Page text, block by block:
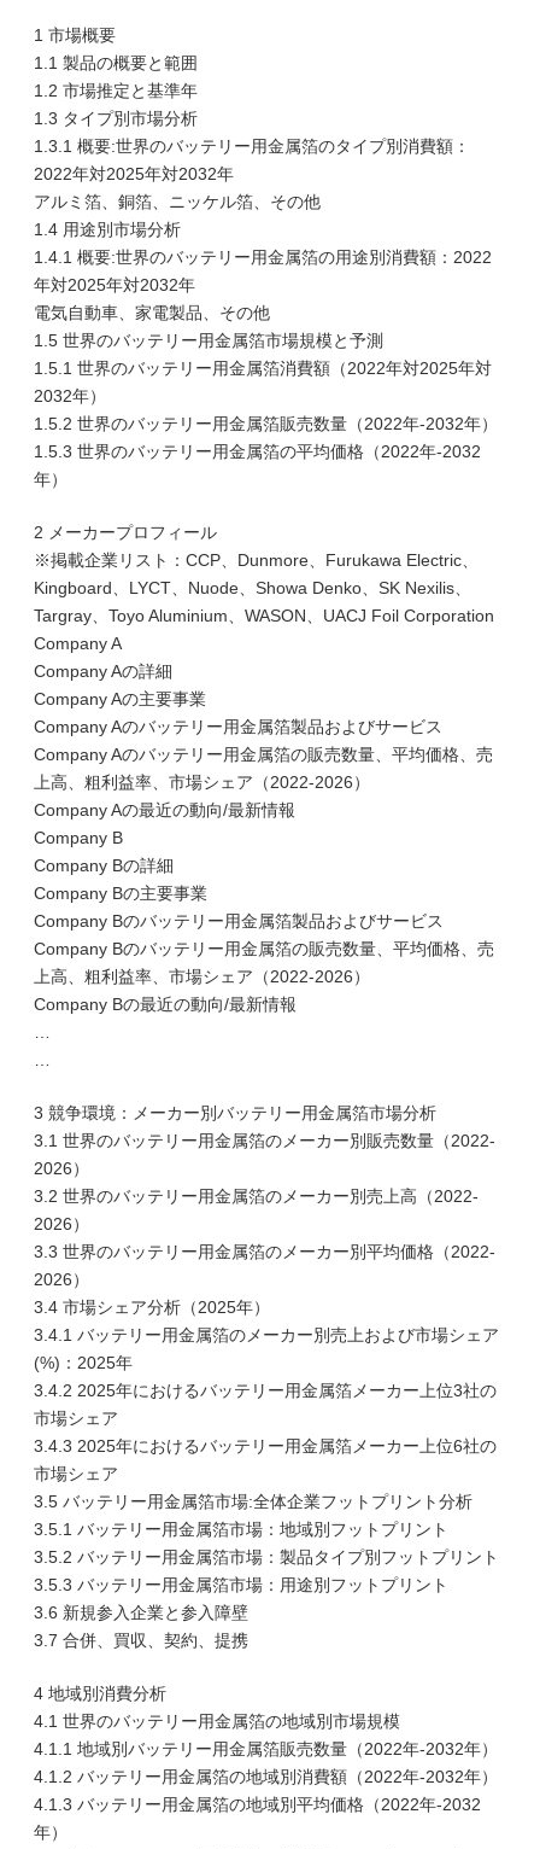
1 市場概要
1.1 製品の概要と範囲
1.2 市場推定と基準年
1.3 タイプ別市場分析
1.3.1 概要:世界のバッテリー用金属箔のタイプ別消費額：
2022年対2025年対2032年
アルミ箔、銅箔、ニッケル箔、その他
1.4 用途別市場分析
1.4.1 概要:世界のバッテリー用金属箔の用途別消費額：2022
年対2025年対2032年
電気自動車、家電製品、その他
1.5 世界のバッテリー用金属箔市場規模と予測
1.5.1 世界のバッテリー用金属箔消費額（2022年対2025年対
2032年）
1.5.2 世界のバッテリー用金属箔販売数量（2022年-2032年）
1.5.3 世界のバッテリー用金属箔の平均価格（2022年-2032
年）
2 メーカープロフィール
※掲載企業リスト：CCP、Dunmore、Furukawa Electric、
Kingboard、LYCT、Nuode、Showa Denko、SK Nexilis、
Targray、Toyo Aluminium、WASON、UACJ Foil Corporation
Company A
Company Aの詳細
Company Aの主要事業
Company Aのバッテリー用金属箔製品およびサービス
Company Aのバッテリー用金属箔の販売数量、平均価格、売
上高、粗利益率、市場シェア（2022-2026）
Company Aの最近の動向/最新情報
Company B
Company Bの詳細
Company Bの主要事業
Company Bのバッテリー用金属箔製品およびサービス
Company Bのバッテリー用金属箔の販売数量、平均価格、売
上高、粗利益率、市場シェア（2022-2026）
Company Bの最近の動向/最新情報
3 競争環境：メーカー別バッテリー用金属箔市場分析
3.1 世界のバッテリー用金属箔のメーカー別販売数量（2022-
2026）
3.2 世界のバッテリー用金属箔のメーカー別売上高（2022-
2026）
3.3 世界のバッテリー用金属箔のメーカー別平均価格（2022-
2026）
3.4 市場シェア分析（2025年）
3.4.1 バッテリー用金属箔のメーカー別売上および市場シェア
(%)：2025年
3.4.2 2025年におけるバッテリー用金属箔メーカー上位3社の
市場シェア
3.4.3 2025年におけるバッテリー用金属箔メーカー上位6社の
市場シェア
3.5 バッテリー用金属箔市場:全体企業フットプリント分析
3.5.1 バッテリー用金属箔市場：地域別フットプリント
3.5.2 バッテリー用金属箔市場：製品タイプ別フットプリント
3.5.3 バッテリー用金属箔市場：用途別フットプリント
3.6 新規参入企業と参入障壁
3.7 合併、買収、契約、提携
4 地域別消費分析
4.1 世界のバッテリー用金属箔の地域別市場規模
4.1.1 地域別バッテリー用金属箔販売数量（2022年-2032年）
4.1.2 バッテリー用金属箔の地域別消費額（2022年-2032年）
4.1.3 バッテリー用金属箔の地域別平均価格（2022年-2032
年）